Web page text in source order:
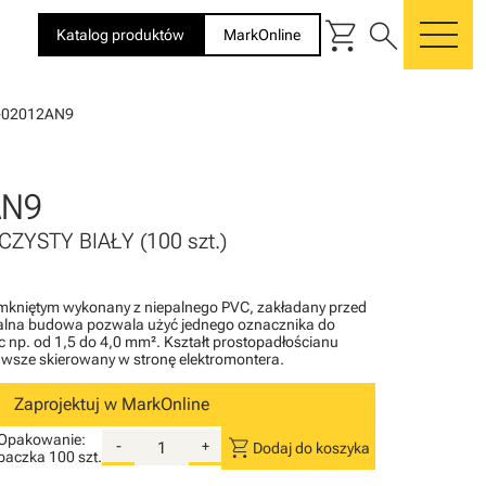
Katalog produktów MarkOnline shopping_cart search
02012AN9
BIAŁY (100 szt.)
wykonany z niepalnego PVC, zakładany przed
budowa pozwala użyć jednego oznacznika do
od 1,5 do 4,0 mm². Kształt prostopadłościanu
skierowany w stronę elektromontera.
Zaprojektuj w MarkOnline
100 szt.
- + shopping_cart Dodaj do koszyka